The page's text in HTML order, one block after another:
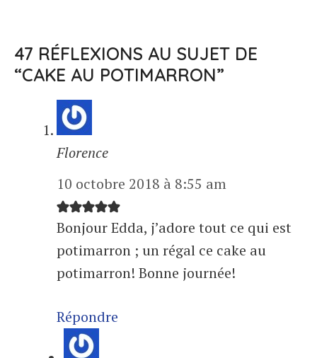
47 RÉFLEXIONS AU SUJET DE
“CAKE AU POTIMARRON”
Florence
10 octobre 2018 à 8:55 am
Bonjour Edda, j’adore tout ce qui est
potimarron ; un régal ce cake au
potimarron! Bonne journée!
Répondre